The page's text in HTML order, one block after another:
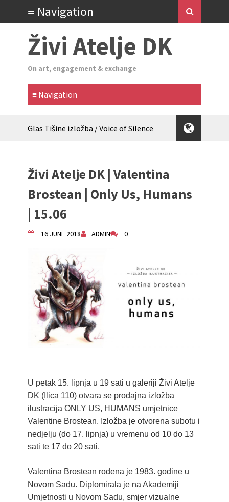
Živi Atelje DK
On art, engagement & exchange
Glas Tišine izložba / Voice of Silence
(multilingual)
Equinox Bazaar 2025 Rascvjetanih 10 |
Blossoming 10
2024 Winter bazaar / Zimski bazar
Children activity in 2024 Equinox
Živi Atelje DK Equinox 2024 Bazaar
"Circles of Care, Art and Community"
2024 MARIO project
VDK street in Dugo Selo!
Zimski Bazaar 10 godina Živog Ateljea
DK | Winter Bazaar 10 years of Living
Atelier DK
Živi Atelje DK | Valentina
Brostean | Only Us, Humans
| 15.06
16 JUNE 2018 ADMIN 0
U petak 15. lipnja u 19 sati u galeriji Živi Atelje
DK (Ilica 110) otvara se prodajna izložba
ilustracija ONLY US, HUMANS umjetnice
Valentine Brostean. Izložba je otvorena subotu i
nedjelju (do 17. lipnja) u vremenu od 10 do 13
sati te 17 do 20 sati.
Valentina Brostean rođena je 1983. godine u
Novom Sadu. Diplomirala je na Akademiji
Umjetnosti u Novom Sadu, smjer vizualne